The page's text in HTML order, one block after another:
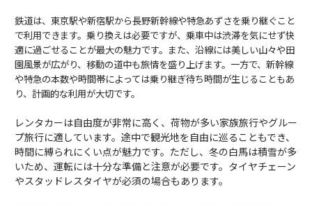
鉄道は、東京駅や新宿駅から長野新幹線や特急あずさを乗り継ぐこと
で利用できます。乗り換えは必要ですが、乗車中は渋滞を気にせず快
適に過ごせることが最大の魅力です。また、沿線には美しい山々や田
園風景が広がり、移動の道中も旅情を盛り上げます。一方で、新幹線
や特急の本数や時間帯によっては乗り継ぎ待ち時間が生じることもあ
り、計画的な利用が大切です。
レンタカーは自由度が非常に高く、荷物が多い家族旅行やグルー
プ旅行に適しています。途中で観光地を自由に巡ることもでき、
時間に縛られにくい点が魅力です。ただし、冬の白馬は積雪が多
いため、運転には十分な準備と注意が必要です。タイヤチェーン
やスタッドレスタイヤが必須の場合もあります。